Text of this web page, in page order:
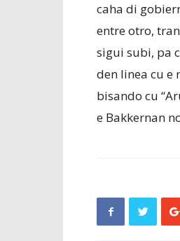
caha di
entre otro,
sigui subi, pa
den linea cu e
bisando cu
e Bakkernan